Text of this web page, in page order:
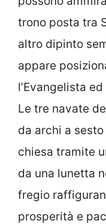
trono posta tra
altro dipinto
appare
l’Evangelista
Le tre navate
da archi a
chiesa tramite
da una lunetta
fregio
prosperità e